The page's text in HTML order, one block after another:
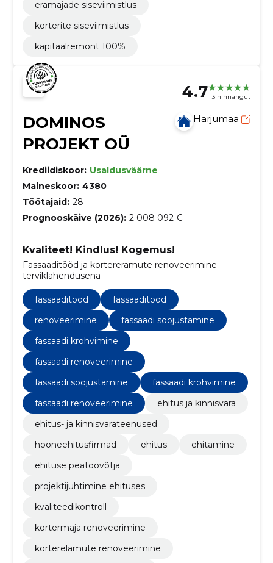
eramajade siseviimistlus
korterite siseviimistlus
kapitaalremont 100%
4.7 3 hinnangut
DOMINOS
PROJEKT OÜ
Harjumaa
Krediidiskoor: Usaldusväärne
Maineskoor: 4380
Töötajaid: 28
Prognooskäive (2026): 2 008 092 €
Kvaliteet! Kindlus! Kogemus!
Fassaaditööd ja kortereramute renoveerimine
terviklahendusena
fassaaditööd
fassaaditööd
renoveerimine
fassaadi soojustamine
fassaadi krohvimine
fassaadi renoveerimine
fassaadi soojustamine
fassaadi krohvimine
fassaadi renoveerimine
ehitus ja kinnisvara
ehitus- ja kinnisvarateenused
hooneehitusfirmad
ehitus
ehitamine
ehituse peatöövõtja
projektijuhtimine ehituses
kvaliteedikontroll
kortermaja renoveerimine
korterelamute renoveerimine